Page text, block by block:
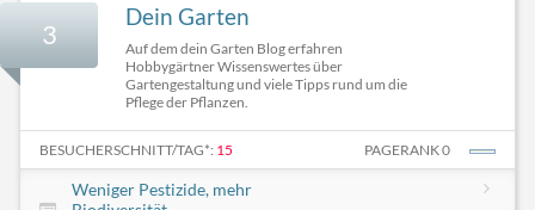
3
Dein Garten
Auf dem dein Garten Blog erfahren
Hobbygärtner Wissenswertes über
Gartengestaltung und viele Tipps rund um die
Pflege der Pflanzen.
BESUCHERSCHNITT/TAG*: 15 PAGERANK 0
Weniger Pestizide, mehr